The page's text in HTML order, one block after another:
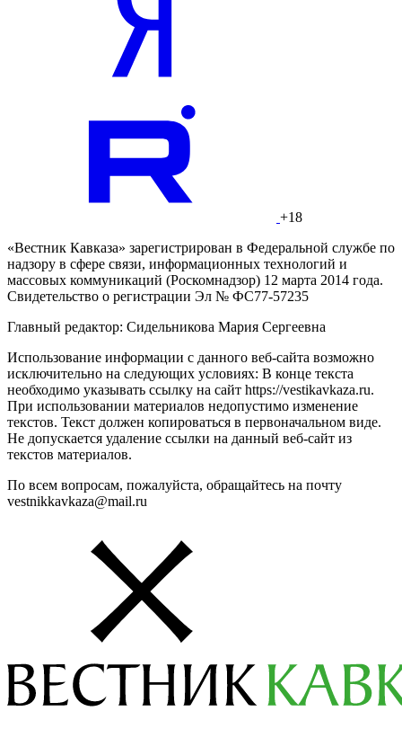
+18
«Вестник Кавказа» зарегистрирован в Федеральной службе по
надзору в сфере связи, информационных технологий и
массовых коммуникаций (Роскомнадзор) 12 марта 2014 года.
Свидетельство о регистрации Эл № ФС77-57235
Главный редактор: Сидельникова Мария Сергеевна
Использование информации с данного веб-сайта возможно
исключительно на следующих условиях: В конце текста
необходимо указывать ссылку на сайт https://vestikavkaza.ru.
При использовании материалов недопустимо изменение
текстов. Текст должен копироваться в первоначальном виде.
Не допускается удаление ссылки на данный веб-сайт из
текстов материалов.
По всем вопросам, пожалуйста, обращайтесь на почту
vestnikkavkaza@mail.ru